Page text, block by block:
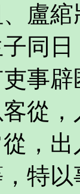
盧
同
事
從
，
特